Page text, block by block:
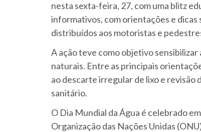
nesta sexta-feira, 27, com uma blitz
informativos, com orientações e dicas
distribuídos aos motoristas e
A ação teve como objetivo
naturais. Entre as principais
ao descarte irregular de lixo e revisão
sanitário.
O Dia Mundial da Água é celebrado
Organização das Nações Unidas